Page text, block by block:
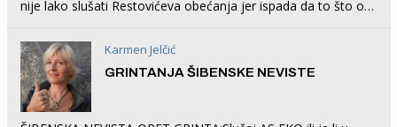
nije lako slušati Restovićeva obećanja jer ispada da to što oni
Karmen Jelčić
GRINTANJA ŠIBENSKE NEVISTE